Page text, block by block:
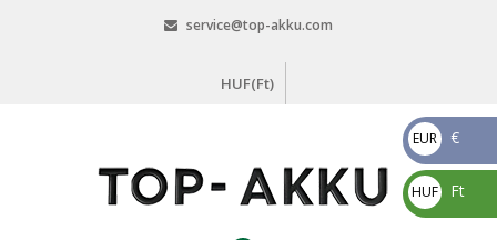
service@top-akku.com
HUF(Ft)
EUR
€
€
HUF
Ft
Ft